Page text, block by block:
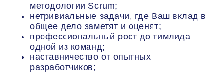
методологии Scrum;
нетривиальные задачи, где Ваш вклад в
общее дело заметят и оценят;
профессиональный рост до тимлида
одной из команд;
наставничество от опытных
разработчиков;